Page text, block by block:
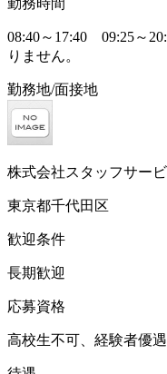
08:40～17:40 09:25～
りません。
勤務地/面接地
株式会社スタッフサー
東京都千代田区
歓迎条件
長期歓迎
応募資格
高校生不可、経験者優遇